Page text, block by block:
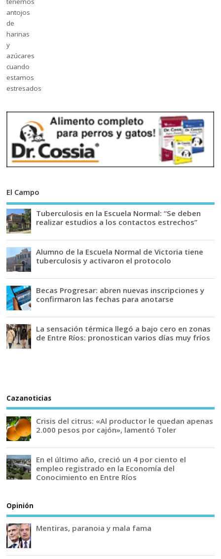
El Campo
Tuberculosis en la Escuela Normal: “Se deben
realizar estudios a los contactos estrechos”
Alumno de la Escuela Normal de Victoria tiene
tuberculosis y activaron el protocolo
Becas Progresar: abren nuevas inscripciones y
confirmaron las fechas para anotarse
La sensación térmica llegó a bajo cero en zonas
de Entre Ríos: pronostican varios días muy fríos
Cazanoticias
Crisis del citrus: «Al productor le quedan apenas
2.000 pesos por cajón», lamentó Toler
En el último año, creció un 4 por ciento el
empleo registrado en la Economía del
Conocimiento en Entre Ríos
Opinión
Mentiras, paranoia y mala fama